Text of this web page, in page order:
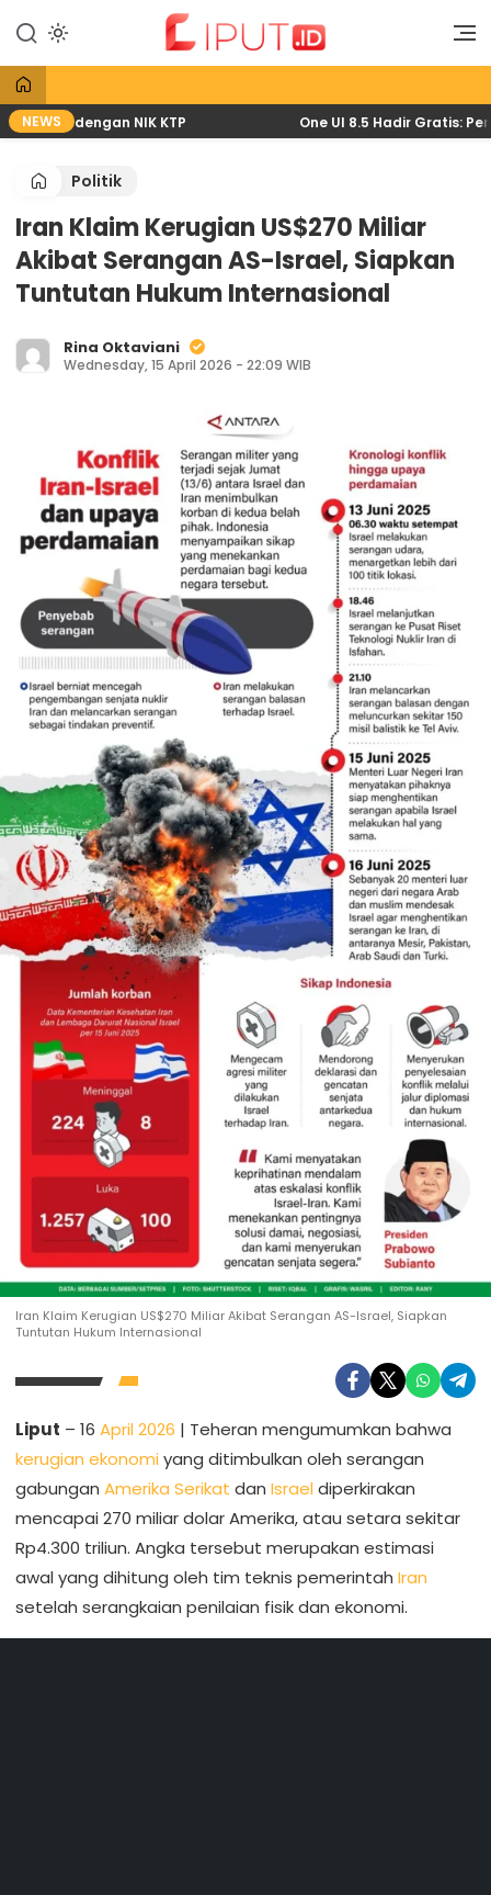
konten
Liput
Liputan Digital
NEWS
HP dengan NIK KTP One UI 8.5 Hadir Gratis:
Politik
Iran Klaim Kerugian US$270 Miliar
Akibat Serangan AS-Israel, Siapkan
Tuntutan Hukum Internasional
Rina Oktaviani
Wednesday, 15 April 2026 - 22:09 WIB
Iran Klaim Kerugian US$270 Miliar Akibat Serangan AS-Israel, Siapkan
Tuntutan Hukum Internasional
Liput – 16 April 2026 | Teheran mengumumkan bahwa
kerugian ekonomiyang ditimbulkan oleh serangan
gabungan Amerika Serikat dan Israeldiperkirakan
mencapai 270 miliar dolar Amerika, atau setara sekitar
Rp4.300 triliun. Angka tersebut merupakan estimasi
awal yang dihitung oleh tim teknis pemerintah Iran
setelah serangkaian penilaian fisik dan ekonomi.